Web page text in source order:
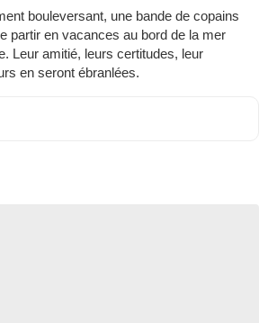
bouleversant, une bande de copains
partir en vacances au bord de la mer
Leur amitié, leurs certitudes, leur
en seront ébranlées.